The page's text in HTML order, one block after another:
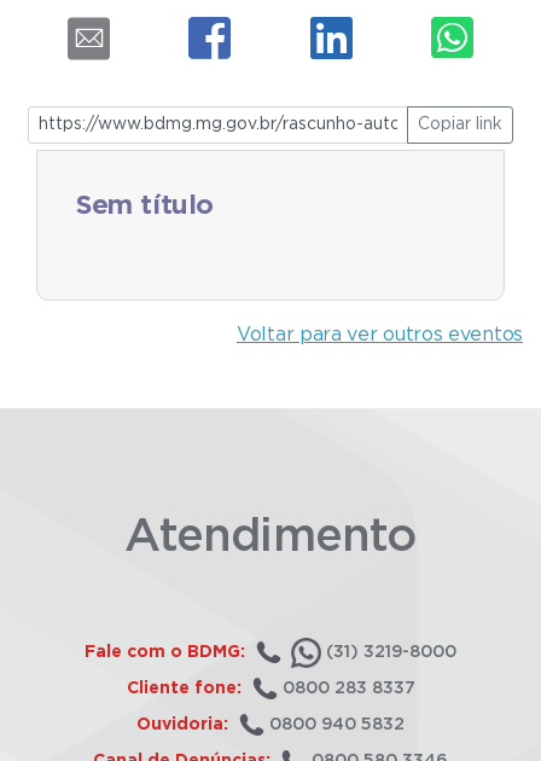
Copiar link
Sem título
Voltar para ver outros eventos
Atendimento
Fale com o BDMG: (31) 3219-8000
Cliente fone: 0800 283 8337
Ouvidoria: 0800 940 5832